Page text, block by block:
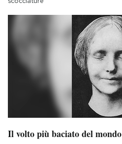
Il volto più baciato del mondo